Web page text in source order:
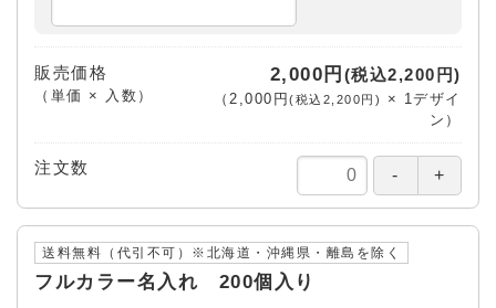
販売価格
（単価 × 入数）
2,000円(税込2,200円)
（ 2,000円(税込2,200円) × 1デザイ
ン ）
注文数
送料無料（代引不可）※北海道・沖縄県・離島を除く
フルカラー名入れ 200個入り